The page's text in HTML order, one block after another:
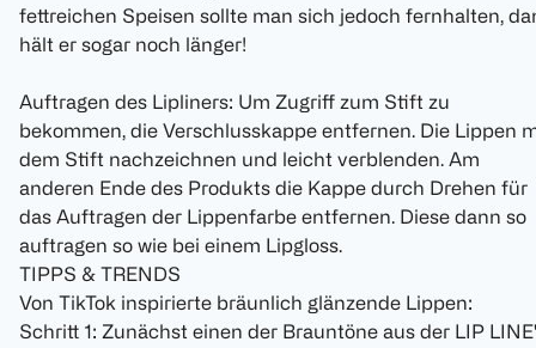
fettreichen Speisen sollte man sich jedoch fernhalten,
hält er sogar noch länger!
Auftragen des Lipliners: Um Zugriff zum Stift zu
bekommen, die Verschlusskappe entfernen. Die Lippen
dem Stift nachzeichnen und leicht verblenden. Am
anderen Ende des Produkts die Kappe durch Drehen für
das Auftragen der Lippenfarbe entfernen. Diese dann so
auftragen so wie bei einem Lipgloss.
TIPPS & TRENDS
Von TikTok inspirierte bräunlich glänzende Lippen:
Schritt 1: Zunächst einen der Brauntöne aus der LIP